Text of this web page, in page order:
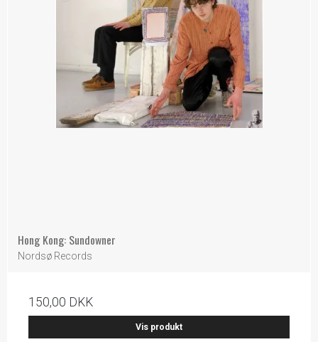
Hong Kong: Sundowner
Nordsø Records
150,00 DKK
Vis produkt